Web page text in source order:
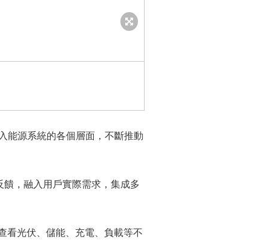
能源系統的各個層面，不斷推動
，融入用戶實際需求，集成多
看光伏、儲能、充電、負載等不